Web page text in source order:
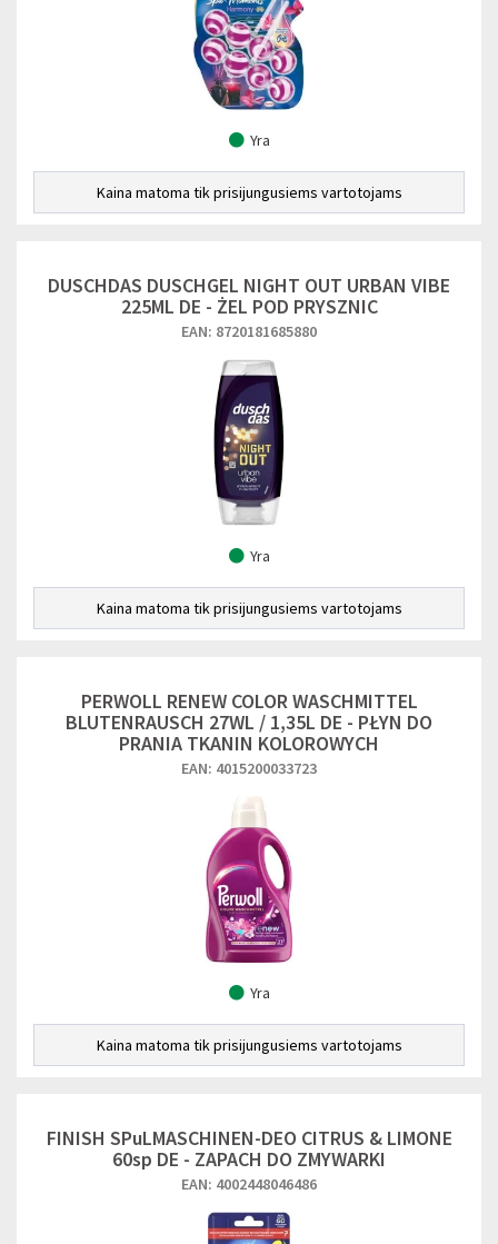
Yra
Kaina matoma tik prisijungusiems vartotojams
DUSCHDAS DUSCHGEL NIGHT OUT URBAN VIBE
225ML DE - ŻEL POD PRYSZNIC
EAN: 8720181685880
Yra
Kaina matoma tik prisijungusiems vartotojams
PERWOLL RENEW COLOR WASCHMITTEL
BLUTENRAUSCH 27WL / 1,35L DE - PŁYN DO
PRANIA TKANIN KOLOROWYCH
EAN: 4015200033723
Yra
Kaina matoma tik prisijungusiems vartotojams
FINISH SPuLMASCHINEN-DEO CITRUS & LIMONE
60sp DE - ZAPACH DO ZMYWARKI
EAN: 4002448046486